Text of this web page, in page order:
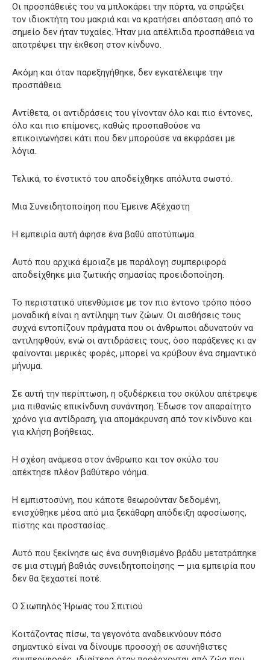
Οι προσπάθειές του να μπλοκάρει την πόρτα, να σπρώξει
τον ιδιοκτήτη του μακριά και να κρατήσει απόσταση από το
σημείο δεν ήταν τυχαίες. Ήταν μια απέλπιδα προσπάθεια να
αποτρέψει την έκθεση στον κίνδυνο.
Ακόμη και όταν παρεξηγήθηκε, δεν εγκατέλειψε την
προσπάθεια.
Αντίθετα, οι αντιδράσεις του γίνονταν όλο και πιο έντονες,
όλο και πιο επίμονες, καθώς προσπαθούσε να
επικοινωνήσει κάτι που δεν μπορούσε να εκφράσει με
λόγια.
Τελικά, το ένστικτό του αποδείχθηκε απόλυτα σωστό.
Μια Συνειδητοποίηση που Έμεινε Αξέχαστη
Η εμπειρία αυτή άφησε ένα βαθύ αποτύπωμα.
Αυτό που αρχικά έμοιαζε με παράλογη συμπεριφορά
αποδείχθηκε μια ζωτικής σημασίας προειδοποίηση.
Το περιστατικό υπενθύμισε με τον πιο έντονο τρόπο πόσο
μοναδική είναι η αντίληψη των ζώων. Οι αισθήσεις τους
συχνά εντοπίζουν πράγματα που οι άνθρωποι αδυνατούν να
αντιληφθούν, ενώ οι αντιδράσεις τους, όσο παράξενες κι αν
φαίνονται μερικές φορές, μπορεί να κρύβουν ένα σημαντικό
μήνυμα.
Σε αυτή την περίπτωση, η οξυδέρκεια του σκύλου απέτρεψε
μια πιθανώς επικίνδυνη συνάντηση. Έδωσε τον απαραίτητο
χρόνο για αντίδραση, για απομάκρυνση από τον κίνδυνο και
για κλήση βοήθειας.
Η σχέση ανάμεσα στον άνθρωπο και τον σκύλο του
απέκτησε πλέον βαθύτερο νόημα.
Η εμπιστοσύνη, που κάποτε θεωρούνταν δεδομένη,
ενισχύθηκε μέσα από μια ξεκάθαρη απόδειξη αφοσίωσης,
πίστης και προστασίας.
Αυτό που ξεκίνησε ως ένα συνηθισμένο βράδυ μετατράπηκε
σε μια στιγμή βαθιάς συνειδητοποίησης — μια εμπειρία που
δεν θα ξεχαστεί ποτέ.
Ο Σιωπηλός Ήρωας του Σπιτιού
Κοιτάζοντας πίσω, τα γεγονότα αναδεικνύουν πόσο
σημαντικό είναι να δίνουμε προσοχή σε ασυνήθιστες